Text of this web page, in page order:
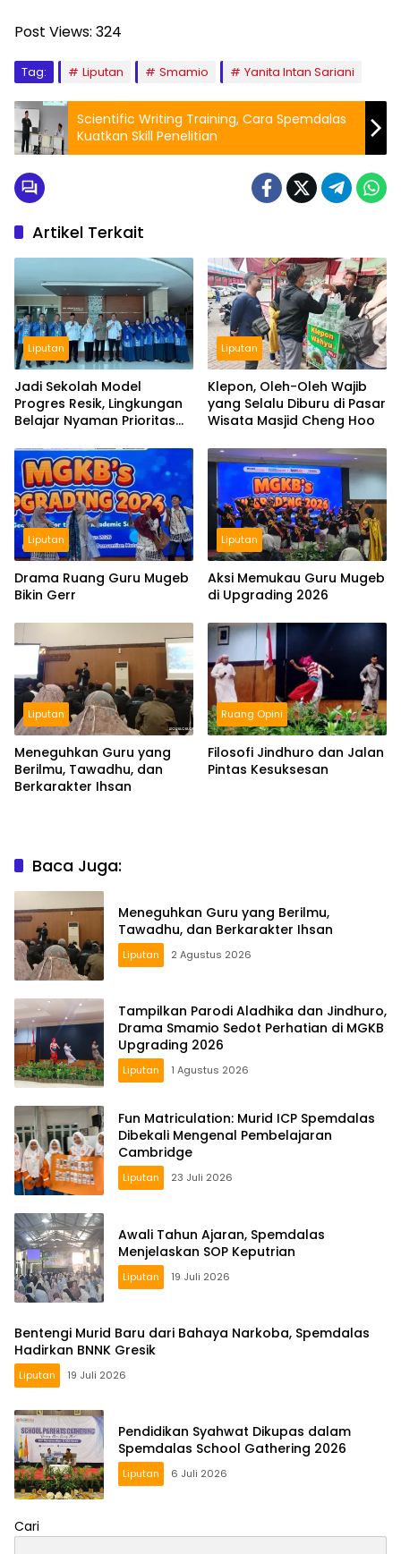
Post Views: 324
Tag: Liputan Smamio Yanita Intan Sariani
Scientific Writing Training, Cara Spemdalas
Kuatkan Skill Penelitian
Artikel Terkait
Liputan
Jadi Sekolah Model
Progres Resik, Lingkungan
Belajar Nyaman Prioritas
Liputan
Klepon, Oleh-Oleh Wajib
yang Selalu Diburu di Pasar
Wisata Masjid Cheng Hoo
Liputan
Drama Ruang Guru Mugeb
Bikin Gerr
Liputan
Aksi Memukau Guru Mugeb
di Upgrading 2026
Liputan
Meneguhkan Guru yang
Berilmu, Tawadhu, dan
Berkarakter Ihsan
Ruang Opini
Filosofi Jindhuro dan Jalan
Pintas Kesuksesan
Baca Juga:
Meneguhkan Guru yang Berilmu,
Tawadhu, dan Berkarakter Ihsan
Liputan 2 Agustus 2026
Tampilkan Parodi Aladhika dan Jindhuro,
Drama Smamio Sedot Perhatian di MGKB
Upgrading 2026
Liputan 1 Agustus 2026
Fun Matriculation: Murid ICP Spemdalas
Dibekali Mengenal Pembelajaran
Cambridge
Liputan 23 Juli 2026
Awali Tahun Ajaran, Spemdalas
Menjelaskan SOP Keputrian
Liputan 19 Juli 2026
Bentengi Murid Baru dari Bahaya Narkoba, Spemdalas
Hadirkan BNNK Gresik
Liputan 19 Juli 2026
Pendidikan Syahwat Dikupas dalam
Spemdalas School Gathering 2026
Liputan 6 Juli 2026
Cari